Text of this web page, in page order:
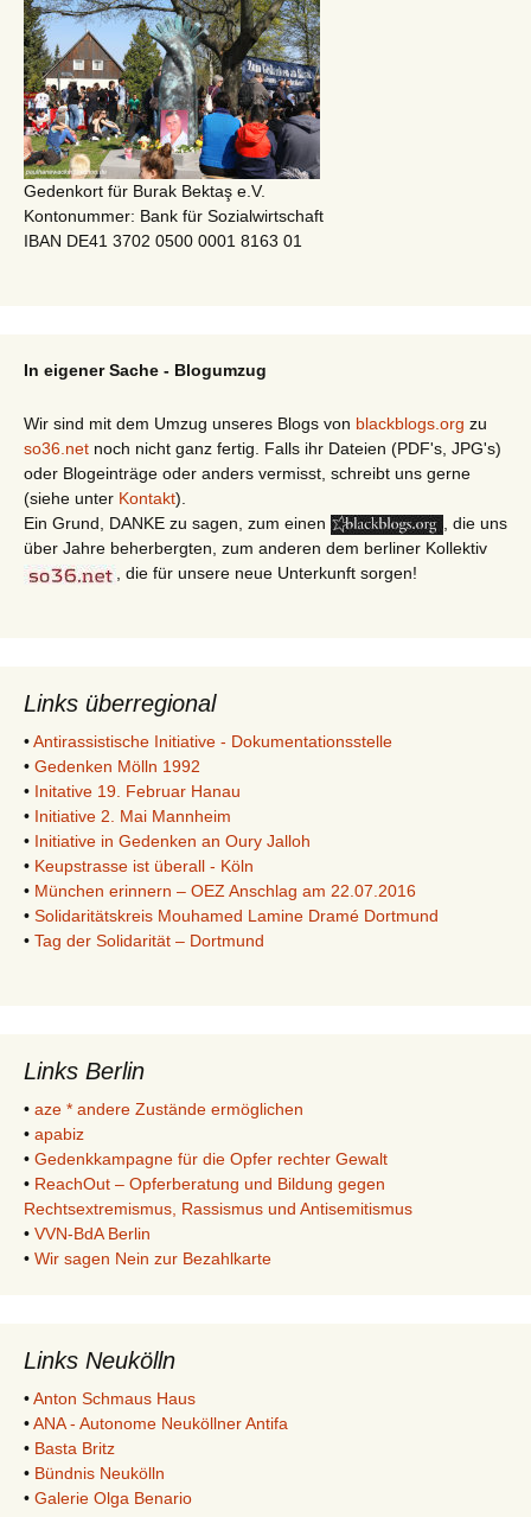
Gedenkort für Burak Bektaş e.V.
Kontonummer: Bank für Sozialwirtschaft
IBAN DE41 3702 0500 0001 8163 01
In eigener Sache - Blogumzug
Wir sind mit dem Umzug unseres Blogs von blackblogs.org zu
so36.net noch nicht ganz fertig. Falls ihr Dateien (PDF's, JPG's)
oder Blogeinträge oder anders vermisst, schreibt uns gerne
(siehe unter Kontakt).
Ein Grund, DANKE zu sagen, zum einen
, die uns
über Jahre beherbergten, zum anderen dem berliner Kollektiv
, die für unsere neue Unterkunft sorgen!
Links überregional
•Antirassistische Initiative - Dokumentationsstelle
• Gedenken Mölln 1992
• Initative 19. Februar Hanau
• Initiative 2. Mai Mannheim
• Initiative in Gedenken an Oury Jalloh
• Keupstrasse ist überall - Köln
• München erinnern – OEZ Anschlag am 22.07.2016
• Solidaritätskreis Mouhamed Lamine Dramé Dortmund
• Tag der Solidarität – Dortmund
Links Berlin
• aze * andere Zustände ermöglichen
• apabiz
• Gedenkkampagne für die Opfer rechter Gewalt
• ReachOut – Opferberatung und Bildung gegen
Rechtsextremismus, Rassismus und Antisemitismus
• VVN-BdA Berlin
• Wir sagen Nein zur Bezahlkarte
Links Neukölln
•Anton Schmaus Haus
•ANA - Autonome Neuköllner Antifa
• Basta Britz
• Bündnis Neukölln
• Galerie Olga Benario